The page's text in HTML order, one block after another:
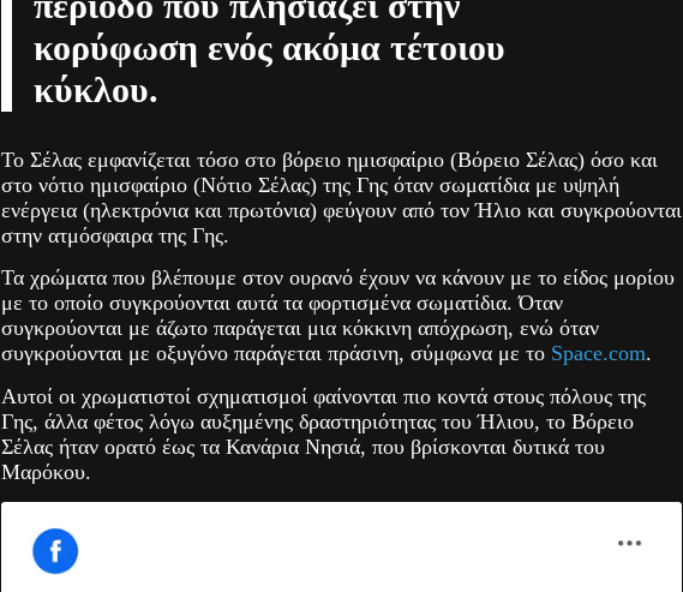
κορύφωση ενός ακόμα τέτοιου
κύκλου.
Το Σέλας εμφανίζεται τόσο στο βόρειο ημισφαίριο (Βόρειο Σέλας) όσο και
στο νότιο ημισφαίριο (Νότιο Σέλας) της Γης όταν σωματίδια με υψηλή
ενέργεια (ηλεκτρόνια και πρωτόνια) φεύγουν από τον Ήλιο και συγκρούονται
στην ατμόσφαιρα της Γης.
Τα χρώματα που βλέπουμε στον ουρανό έχουν να κάνουν με το είδος μορίου
με το οποίο συγκρούονται αυτά τα φορτισμένα σωματίδια. Όταν
συγκρούονται με άζωτο παράγεται μια κόκκινη απόχρωση, ενώ όταν
συγκρούονται με οξυγόνο παράγεται πράσινη, σύμφωνα με το Space.com.
Αυτοί οι χρωματιστοί σχηματισμοί φαίνονται πιο κοντά στους πόλους της
Γης, άλλα φέτος λόγω αυξημένης δραστηριότητας του Ήλιου, το Βόρειο
Σέλας ήταν ορατό έως τα Κανάρια Νησιά, που βρίσκονται δυτικά του
Μαρόκου.